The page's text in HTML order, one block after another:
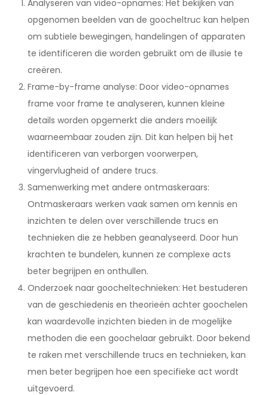
Analyseren van video-opnames: Het bekijken van
opgenomen beelden van de goocheltruc kan helpen
om subtiele bewegingen, handelingen of apparaten
te identificeren die worden gebruikt om de illusie te
creëren.
Frame-by-frame analyse: Door video-opnames
frame voor frame te analyseren, kunnen kleine
details worden opgemerkt die anders moeilijk
waarneembaar zouden zijn. Dit kan helpen bij het
identificeren van verborgen voorwerpen,
vingervlugheid of andere trucs.
Samenwerking met andere ontmaskeraars:
Ontmaskeraars werken vaak samen om kennis en
inzichten te delen over verschillende trucs en
technieken die ze hebben geanalyseerd. Door hun
krachten te bundelen, kunnen ze complexe acts
beter begrijpen en onthullen.
Onderzoek naar goocheltechnieken: Het bestuderen
van de geschiedenis en theorieën achter goochelen
kan waardevolle inzichten bieden in de mogelijke
methoden die een goochelaar gebruikt. Door bekend
te raken met verschillende trucs en technieken, kan
men beter begrijpen hoe een specifieke act wordt
uitgevoerd.